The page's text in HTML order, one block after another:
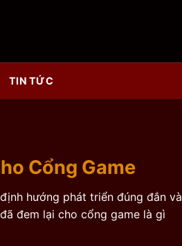
TIN TỨC
Cổng Game
hướng phát triển đúng đắn và
đem lại cho cổng game là gì